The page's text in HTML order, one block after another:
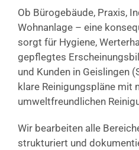
Ob Bürogebäude, Praxis,
Wohnanlage – eine
sorgt für Hygiene,
gepflegtes
und Kunden in Geislingen
klare Reinigungspläne mit
umweltfreundlichen
Wir bearbeiten alle
strukturiert und